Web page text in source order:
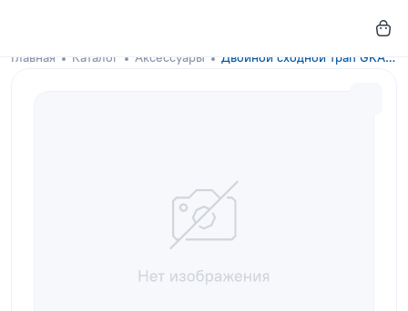
Главная Каталог Аксессуары Двойной сходной трап GKA-DOCKS Wave Blue